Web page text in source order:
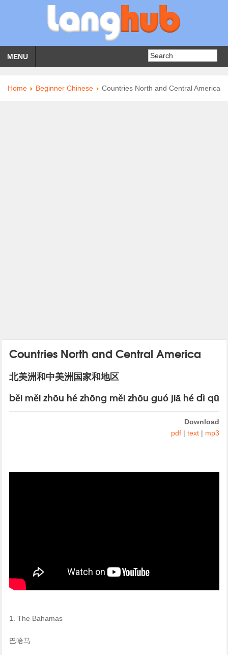
MENU
Home Beginner Chinese Countries North and Central America
Countries North and Central America
北美洲和中美洲国家和地区
běi měi zhōu hé zhōng měi zhōu guó jiā hé dì qū
Download
pdf| text| mp3
1. The Bahamas
巴哈马